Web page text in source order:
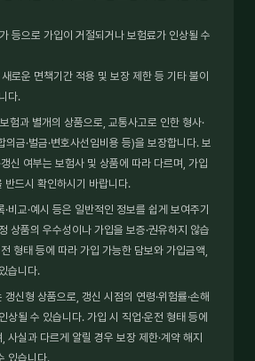
등으로 가입이 거절되거나 보험료가 인상될 수
로운 면책기간 적용 및 보장 제한 등 기타 불이
다.
험과 별개의 상품으로, 교통사고로 인한 형사·
의금·벌금·변호사선임비용 등)을 보장합니다. 보
갱신 여부는 보험사 및 상품에 따라 다르며, 가입
반드시 확인하시기 바랍니다.
비교·예시 등은 일반적인 정보를 쉽게 보여주기
상품의 우수성이나 가입을 보증·권유하지 않습
전 형태 등에 따라 가입 가능한 담보와 가입금액,
습니다.
신형 상품으로, 갱신 시점의 연령·위험률·손해
상될 수 있습니다. 가입 시 직업·운전 형태 등에
사실과 다르게 알릴 경우 보장 제한·계약 해지
있습니다.